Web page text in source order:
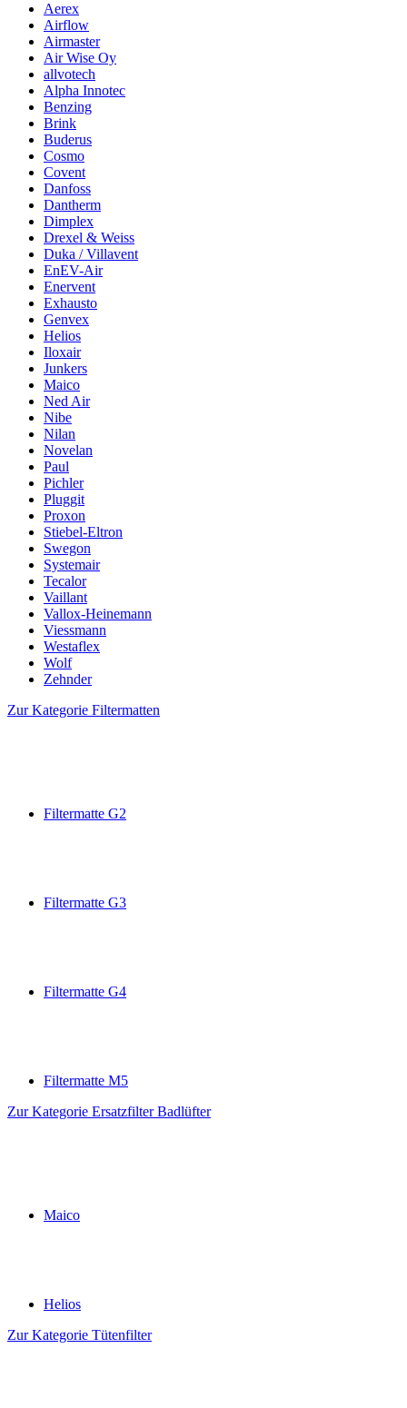
Aerex
Airflow
Airmaster
Air Wise Oy
allvotech
Alpha Innotec
Benzing
Brink
Buderus
Cosmo
Covent
Danfoss
Dantherm
Dimplex
Drexel & Weiss
Duka / Villavent
EnEV-Air
Enervent
Exhausto
Genvex
Helios
Iloxair
Junkers
Maico
Ned Air
Nibe
Nilan
Novelan
Paul
Pichler
Pluggit
Proxon
Stiebel-Eltron
Swegon
Systemair
Tecalor
Vaillant
Vallox-Heinemann
Viessmann
Westaflex
Wolf
Zehnder
Zur Kategorie Filtermatten
Filtermatte G2
Filtermatte G3
Filtermatte G4
Filtermatte M5
Zur Kategorie Ersatzfilter Badlüfter
Maico
Helios
Zur Kategorie Tütenfilter